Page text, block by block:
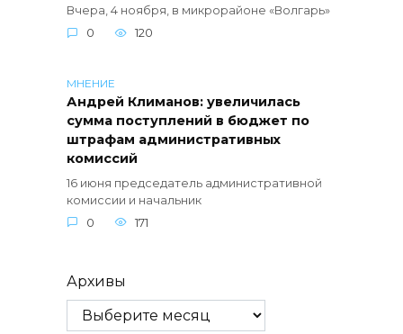
Вчера, 4 ноября, в микрорайоне «Волгарь»
0
120
МНЕНИЕ
Андрей Климанов: увеличилась
сумма поступлений в бюджет по
штрафам административных
комиссий
16 июня председатель административной
комиссии и начальник
0
171
Архивы